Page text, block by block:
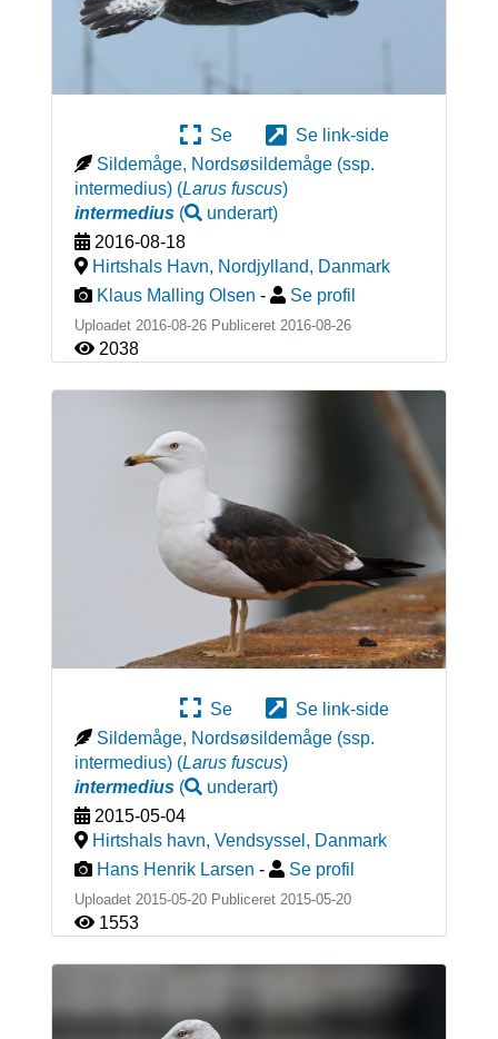
Se
Se link-side
Sildemåge, Nordsøsildemåge (ssp.
intermedius) (Larus fuscus)
intermedius( underart)
2016-08-18
Hirtshals Havn, Nordjylland, Danmark
Klaus Malling Olsen - Se profil
Uploadet 2016-08-26 Publiceret 2016-08-26
2038
Se
Se link-side
Sildemåge, Nordsøsildemåge (ssp.
intermedius) (Larus fuscus)
intermedius( underart)
2015-05-04
Hirtshals havn, Vendsyssel , Danmark
Hans Henrik Larsen - Se profil
Uploadet 2015-05-20 Publiceret 2015-05-20
1553